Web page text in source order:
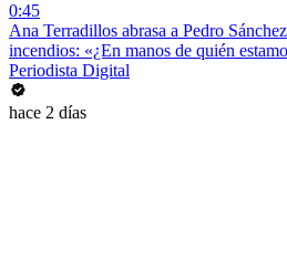
0:45
Ana Terradillos abrasa a Pedro
incendios: «¿En manos de quién
Periodista Digital
hace 2 días